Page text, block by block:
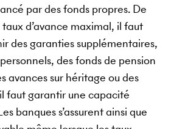
par des fonds propres. De
d’avance maximal, il faut
des garanties supplémentaires,
des fonds de pension
avances sur héritage ou des
faut garantir une capacité
banques s’assurent ainsi que